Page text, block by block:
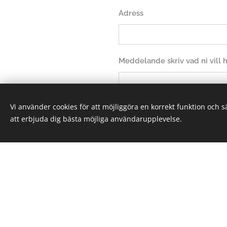
Adress
Meddelande skriv vad ni vill
Vi använder cookies för att möjliggöra en korrekt funktion och
att erbjuda dig bästa möjliga användarupplevelse.